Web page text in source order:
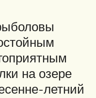
на озере
летний